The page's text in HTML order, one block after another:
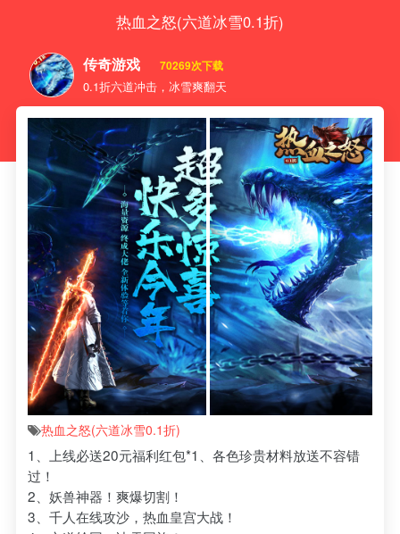
热血之怒(六道冰雪0.1折)
传奇游戏 70269次下载
0.1折六道冲击，冰雪爽翻天
热血之怒(六道冰雪0.1折)
1、上线必送20元福利红包*1、各色珍贵材料放送不容错
过！
2、妖兽神器！爽爆切割！
3、千人在线攻沙，热血皇宫大战！